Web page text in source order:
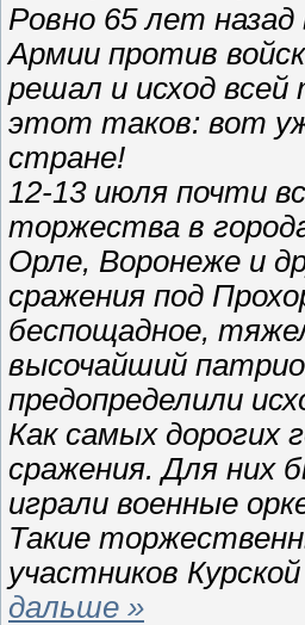
Ровно 65 лет
Армии против
решал и исход
этот таков: вот
стране!
12-13 июля почти
торжества в
Орле, Воронеже и
сражения под
беспощадное,
высочайший
предопределили
Как самых дорогих
сражения. Для них
играли военные
Такие
участников
дальше »